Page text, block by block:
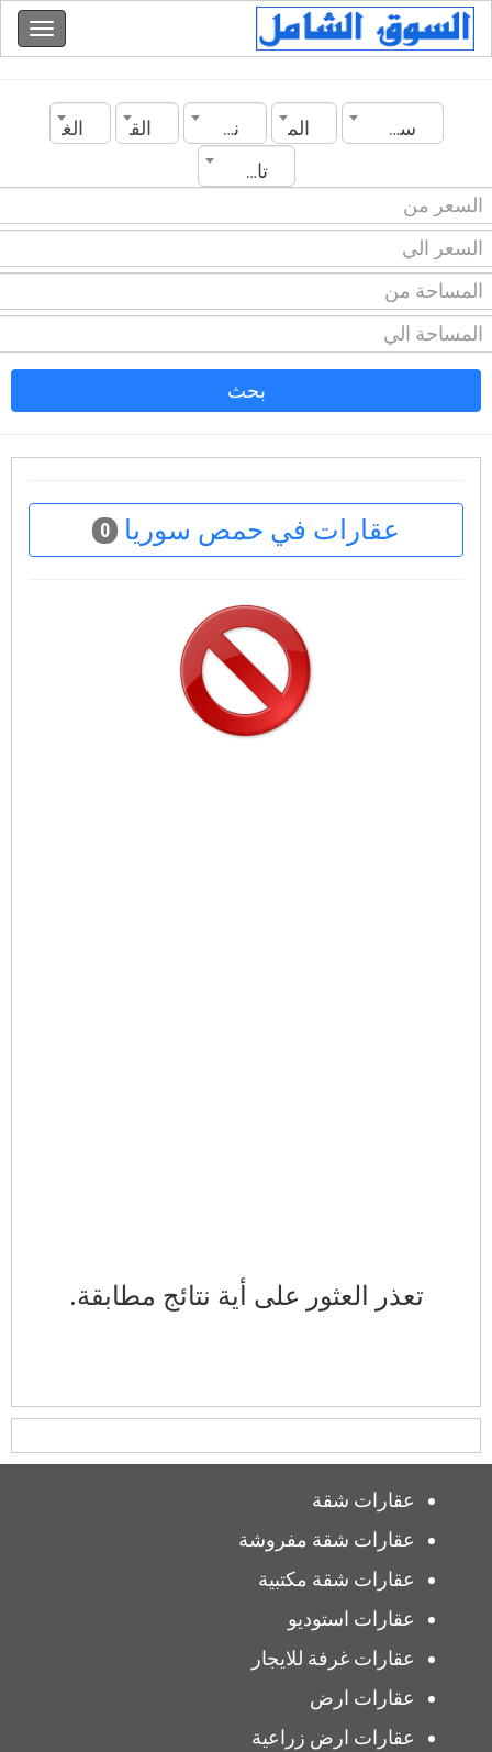
سوريا المدينة نوع العقار القسم
الغرف
تاريخ الانشاء
بحث
عقارات في حمص سوريا 0
تعذر العثور على أية نتائج مطابقة.
عقارات شقة
عقارات شقة مفروشة
عقارات شقة مكتبية
عقارات استوديو
عقارات غرفة للايجار
عقارات ارض
عقارات ارض زراعية